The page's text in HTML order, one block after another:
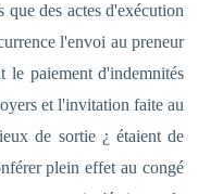
que des actes d'exécution
l'envoi au preneur
le paiement d'indemnités
et l'invitation faite au
de sortie ¿ étaient de
plein effet au congé